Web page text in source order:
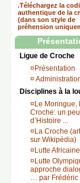
.Téléchargez la
authentique de la
(dans son style de
préhension
Ligue de Croche
¤ Présentation
¤
Disciplines à la
¤ Le Moringue,
Croche: un peu
d’Histoire ...
¤ La Croche
sur Wikipédia)
¤ Lutte Africaine
¤ Lutte
approche
… par Frédéric